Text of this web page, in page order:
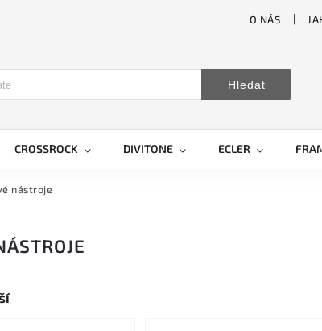
O NÁS
Hledat
CROSSROCK DIVITONE ECLER
nástroje